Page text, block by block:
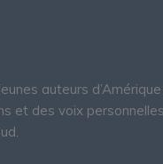
auteurs
et des voix